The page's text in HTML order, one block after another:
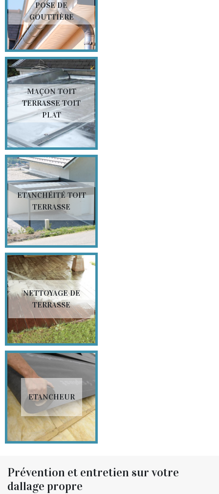
POSE DE
GOUTTIÈRE
MAÇON TOIT
TERRASSE TOIT
PLAT
ETANCHÉITÉ TOIT
TERRASSE
NETTOYAGE DE
TERRASSE
ETANCHEUR
Prévention et entretien sur votre
dallage propre